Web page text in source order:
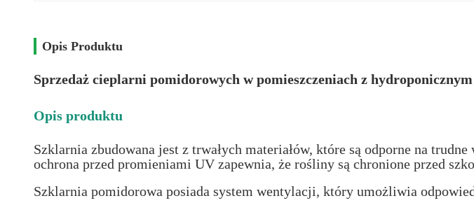
Opis Produktu
Sprzedaż cieplarni pomidorowych w pomieszczeniach z
Opis produktu
Szklarnia zbudowana jest z trwałych materiałów, które są odporne na
ochrona przed promieniami UV zapewnia, że rośliny są chronione przed
Szklarnia pomidorowa posiada system wentylacji, który umożliwia